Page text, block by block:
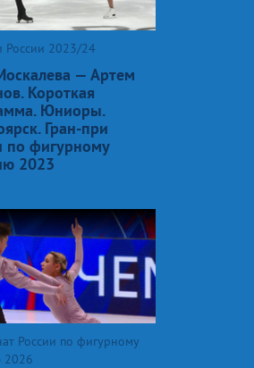
России 2023/24
— Артем
Короткая
Юниоры.
Гран-при
по фигурному
2023
России по фигурному
2026